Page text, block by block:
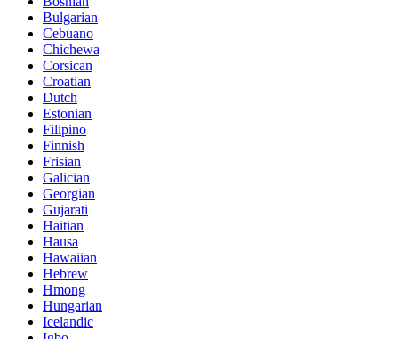
Bulgarian
Cebuano
Chichewa
Corsican
Croatian
Dutch
Estonian
Filipino
Finnish
Frisian
Galician
Georgian
Gujarati
Haitian
Hausa
Hawaiian
Hebrew
Hmong
Hungarian
Icelandic